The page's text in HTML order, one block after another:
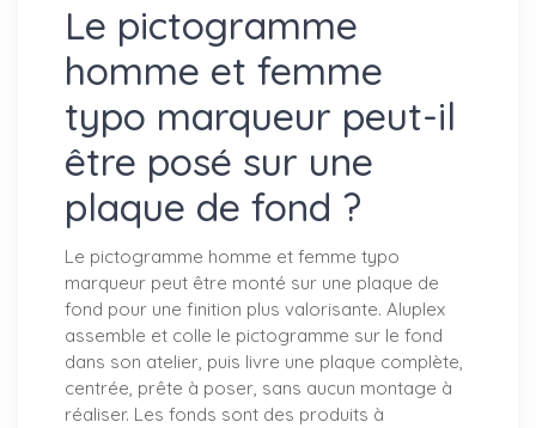
Le pictogramme
homme et femme
typo marqueur peut-il
être posé sur une
plaque de fond ?
Le pictogramme homme et femme typo
marqueur peut être monté sur une plaque de
fond pour une finition plus valorisante. Aluplex
assemble et colle le pictogramme sur le fond
dans son atelier, puis livre une plaque complète,
centrée, prête à poser, sans aucun montage à
réaliser. Les fonds sont des produits à